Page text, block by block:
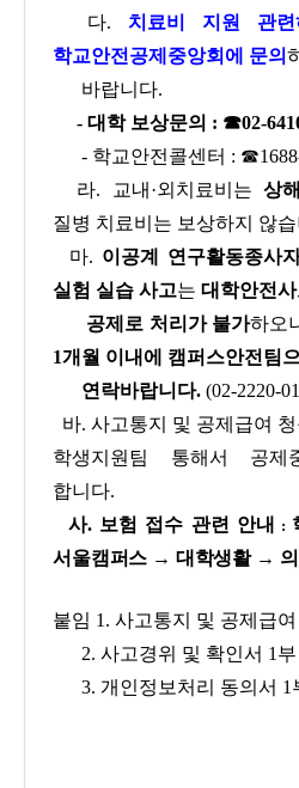
다. 치료비 지원 관
학교안전공제중앙회에 문의
바랍니다.
- 대학 보상문의 : ☎02-
- 학교안전콜센터 :
라. 교내 ·외치료비는상
질병 치료비는 보상하지 않
마. 이공계 연구활동종사
실험 실습 사고는 대학안전
공제로 처리가 불가하오
1개월 이내에 캠퍼스안전팀
연락바랍니다. (02-2220-
바. 사고통지 및 공제급여
학생지원팀 통해서 공제
합니다.
사. 보험 접수 관련 안내 :
서울캠퍼스 → 대학생활 →
붙임 1. 사고통지 및 공제급
2. 사고경위 및 확인서 1부
3. 개인정보처리 동의서 1